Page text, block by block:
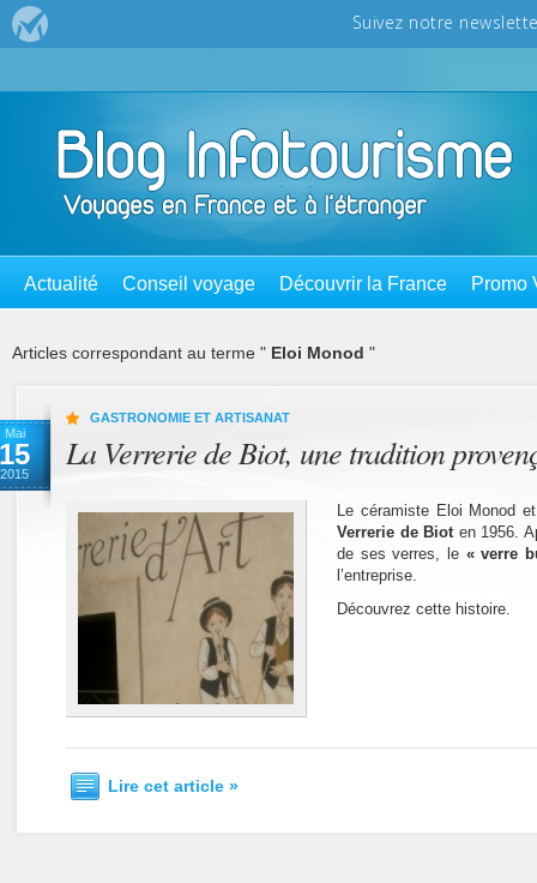
Actualité Conseil voyage Découvrir la France Promo
Articles correspondant au terme " Eloi Monod "
Mai
15
2015
GASTRONOMIE ET ARTISANAT
La Verrerie de Biot, une tradition
Le céramiste Eloi Monod
Verrerie de Bioten 1956.
de ses verres, le « verre
l’entreprise.
Découvrez cette histoire.
Lire cet article »